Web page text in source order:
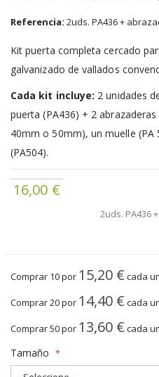
Referencia: 2uds. PA436 +
Kit puerta completa cercado
galvanizado de vallados
Cada kit incluye: 2 unidades
puerta (PA436) + 2
40mm o 50mm), un muelle (PA
(PA504).
16,00 €
2uds. PA436
Comprar 10 por 15,20 € cada
Comprar 20 por 14,40 € cada
Comprar 50 por 13,60 € cada
Tamaño